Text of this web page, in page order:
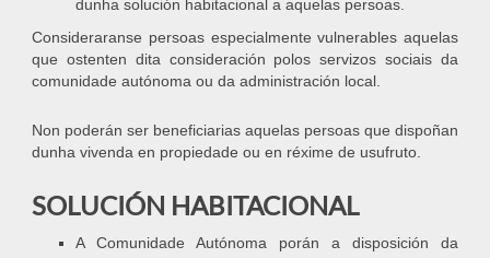
dunha solución habitacional a aquelas persoas.
Consideraranse persoas especialmente vulnerables aquelas
que ostenten dita consideración polos servizos sociais da
comunidade autónoma ou da administración local.
Non poderán ser beneficiarias aquelas persoas que dispoñan
dunha vivenda en propiedade ou en réxime de usufruto.
SOLUCIÓN HABITACIONAL
A Comunidade Autónoma porán a disposición da